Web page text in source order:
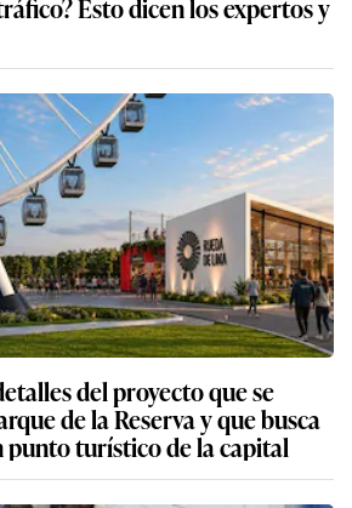
del proyecto que se
de la Reserva y que busca
punto turístico de la capital